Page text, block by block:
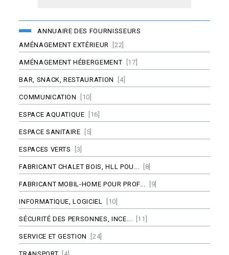
ANNUAIRE DES FOURNISSEURS
AMÉNAGEMENT EXTÉRIEUR
[22]
AMÉNAGEMENT HÉBERGEMENT [17]
BAR, SNACK, RESTAURATION [4]
COMMUNICATION [10]
ESPACE AQUATIQUE [16]
ESPACE SANITAIRE [5]
ESPACES VERTS [3]
FABRICANT CHALET BOIS, HLL POU... [8]
FABRICANT MOBIL-HOME POUR PROF... [9]
INFORMATIQUE, LOGICIEL [10]
SÉCURITÉ DES PERSONNES, INCE... [11]
SERVICE ET GESTION [24]